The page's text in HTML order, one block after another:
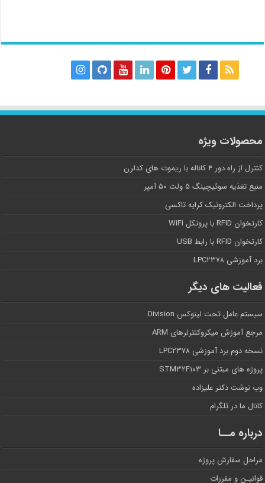
محصولات ویژه
کنترل از راه دور ۴ کاناله با ریموت های کدلرن
منبع تغذیه سوئیچینگ ۵ ولت ۵۰ آمپر
پرداخت الکترونیک کرایه تاکسی
کارتخوان RFID با پروتکل WiFi
کارتخوان RFID با رابط USB
برد آموزشی LPC۲۳۷۸
فعالیت های دیگر
سیستم عامل تحت لینوکس Division
مرجع آموزش میکروکنترلرهای ARM
نسخه دوم برد آموزشی LPC۲۳۷۸
پروژه های مبتنی بر STM۳۲F۱۰۳
وب نوشت دکتر علیزاده
کانال ما در تلگرام
درباره مــا
مراحل سفارش پروژه
قوانیـن و مقررات